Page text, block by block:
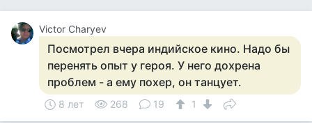
Victor Charyev
Посмотрел вчера индийское кино. Надо бы
перенять опыт у героя. У него дохрена
проблем - а ему похер, он танцует.
8 лет 268 19 1